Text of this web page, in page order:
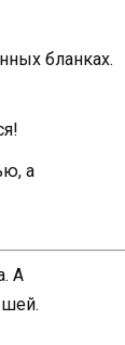
бланках.
а
А